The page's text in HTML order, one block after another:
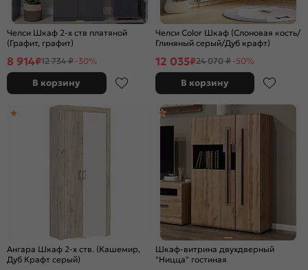
Челси Шкаф 2-х ств платяной
(Графит, графит)
8 914₽12 734 ₽ -30%
В корзину
Челси Color Шкаф (Слоновая кость/
Глиняный серый/Дуб крафт)
12 035₽24 070 ₽ -50%
В корзину
Ангара Шкаф 2-х ств. (Кашемир,
Дуб Крафт серый)
Шкаф-витрина двухдверный
"Ницца" гостиная